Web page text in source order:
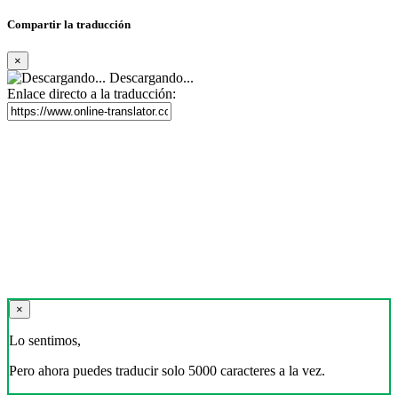
Compartir la traducción
×
Descargando...
Enlace directo a la traducción:
×
Lo sentimos,
Pero ahora puedes traducir solo 5000 caracteres a la vez.